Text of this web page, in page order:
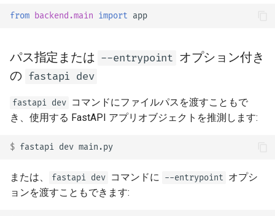
from backend.main import app
パス指定または --entrypoint オプション付き
の fastapi dev
fastapi dev コマンドにファイルパスを渡すこともで
き、使用する FastAPI アプリオブジェクトを推測します:
$ fastapi dev
または、 fastapi dev コマンドに --entrypoint オプシ
ョンを渡すこともできます: